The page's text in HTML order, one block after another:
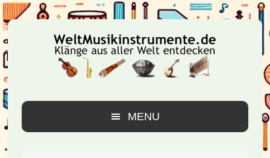
Zur
Hauptnavigation
springen
Zum
Inhalt
springen
Zur
Seitenspalte
springen
MENU